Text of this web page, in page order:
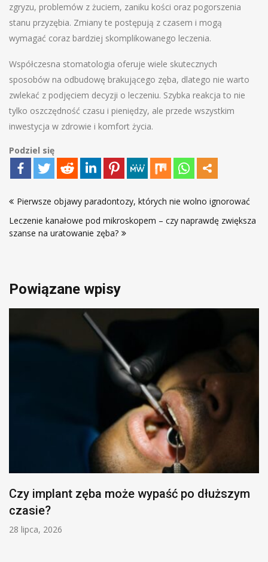
zgryzu, problemów z żuciem, zaniku kości oraz pogorszenia
stanu przyzębia. Zmiany te postępują z czasem i mogą
wymagać coraz bardziej skomplikowanego leczenia.
Współczesna stomatologia oferuje wiele skutecznych
sposobów na odbudowę brakującego zęba, dlatego nie warto
zwlekać z podjęciem decyzji o leczeniu. Szybka reakcja to nie
tylko oszczędność czasu i pieniędzy, ale przede wszystkim
inwestycja w zdrowie i komfort życia.
Podziel się
wpisu
Pierwsze objawy paradontozy, których nie wolno ignorować
Leczenie kanałowe pod mikroskopem – czy naprawdę zwiększa
szanse na uratowanie zęba?
Powiązane wpisy
Czy implant zęba może wypaść po dłuższym
czasie?
28 lipca, 2026